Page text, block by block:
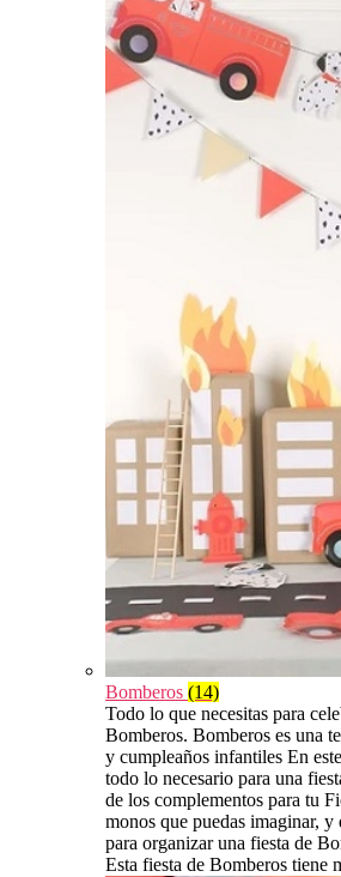
Bomberos (14)
Todo lo que necesitas para
Bomberos. Bomberos es una
y cumpleaños infantiles En
todo lo necesario para una
de los complementos para tu
monos que puedas imaginar,
para organizar una fiesta de
Esta fiesta de Bomberos tiene